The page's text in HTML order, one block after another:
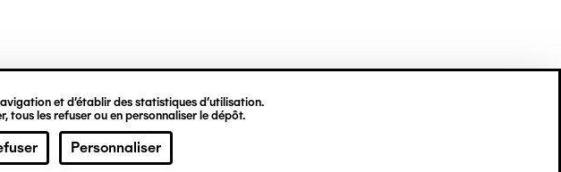
et d’établir des statistiques d’utilisation.
tous les refuser ou en personnaliser le dépôt.
Personnaliser
Louis POULAIN